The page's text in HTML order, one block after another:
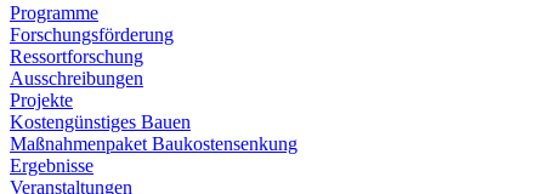
Programme
Forschungsförderung
Ressortforschung
Ausschreibungen
Projekte
Kostengünstiges Bauen
Maßnahmenpaket Baukostensenkung
Ergebnisse
Veranstaltungen